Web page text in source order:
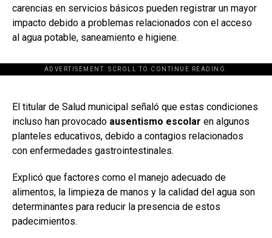
carencias en servicios básicos pueden registrar un mayor
impacto debido a problemas relacionados con el acceso
al agua potable, saneamiento e higiene.
ADVERTISEMENT. SCROLL TO CONTINUE READING.
[adsforwp id="243463"]
El titular de Salud municipal señaló que estas condiciones
incluso han provocado ausentismo escolar en algunos
planteles educativos, debido a contagios relacionados
con enfermedades gastrointestinales.
Explicó que factores como el manejo adecuado de
alimentos, la limpieza de manos y la calidad del agua son
determinantes para reducir la presencia de estos
padecimientos.